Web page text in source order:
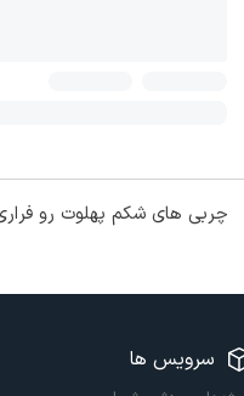
چربی های شکم پهلوت رو
سرویس ها